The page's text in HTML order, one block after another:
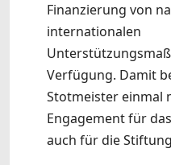
Finanzierung von
internationalen
Verfügung. Damit
Stotmeister einmal
Engagement für
auch für die